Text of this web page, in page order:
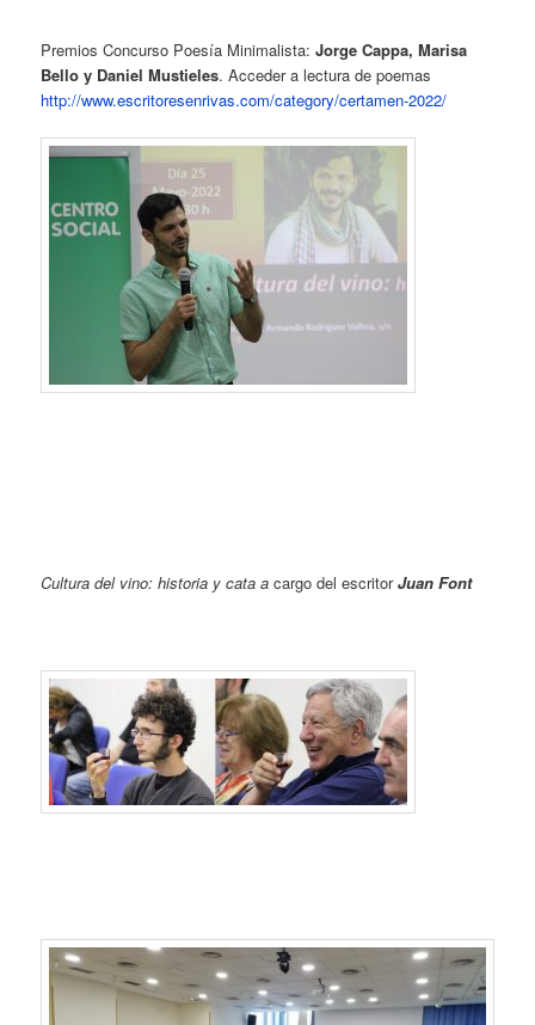
Premios Concurso Poesía Minimalista:Jorge Cappa, Marisa
Bello y Daniel Mustieles. Acceder a lectura de poemas
http://www.escritoresenrivas.com/category/certamen-2022/
Cultura del vino: historia y cata acargo del escritor Juan Font